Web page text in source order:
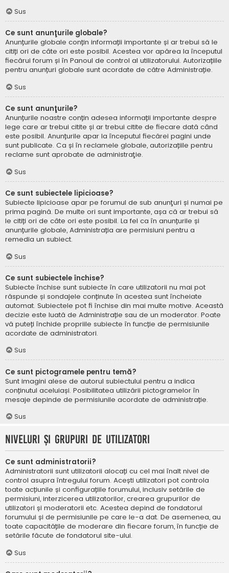
Sus
Ce sunt anunţurile globale?
Anunțurile globale conțin informații importante și ar trebui să le
citiți ori de câte ori este posibil. Acestea vor apărea la începutul
fiecărui forum și în Panoul de control al utilizatorului. Autorizațiile
pentru anunțuri globale sunt acordate de către Administrație.
Sus
Ce sunt anunţurile?
Anunțurile noastre conțin adesea informații importante despre
lege care ar trebui citite și ar trebui citite de fiecare dată când
este posibil. Anunțurile apar la începutul fiecărei pagini unde
sunt publicate. Ca și în reclamele globale, autorizațiile pentru
reclame sunt aprobate de administraţie.
Sus
Ce sunt subiectele lipicioase?
Subiecte lipicioase apar pe forumul de sub anunţuri și numai pe
prima pagină. De multe ori sunt importante, așa că ar trebui să
le citiți ori de câte ori este posibil. La fel ca în anunțurile și
anunțurile globale, Administrația are permisiuni pentru a
remedia un subiect.
Sus
Ce sunt subiectele închise?
Subiecte închise sunt subiecte în care utilizatorii nu mai pot
răspunde și sondajele conținute în acestea sunt încheiate
automat. Subiectele pot fi închise din mai multe motive. Această
decizie este luată de Administrație sau de un moderator. Poate
vă puteți închide propriile subiecte în funcție de permisiunile
acordate de administratori.
Sus
Ce sunt pictogramele pentru temă?
Sunt imagini alese de autorul subiectului pentru a indica
conținutul aceluiași. Posibilitatea utilizării pictogramelor în
mesaje depinde de permisiunile acordate de administrație.
Sus
Niveluri și grupuri de utilizatori
Ce sunt administratorii?
Administratorii sunt utilizatorii alocați cu cel mai înalt nivel de
control asupra întregului forum. Acești utilizatori pot controla
toate acțiunile și configurațiile forumului, inclusiv setările de
permisiuni, interzicerea utilizatorilor, crearea grupurilor de
utilizatori și moderatorii etc. Acestea depind de fondatorul
forumului și de permisiunile pe care le-a dat. De asemenea, au
toate capacitățile de moderare din fiecare forum, în funcție de
setările făcute de fondatorul site-ului.
Sus